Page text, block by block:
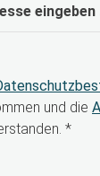
und die
*